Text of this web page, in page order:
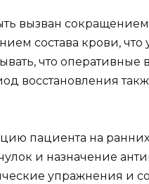
вызван
состава крови, что
что оперативные
восстановления
пациента на
и назначение
упражнения и